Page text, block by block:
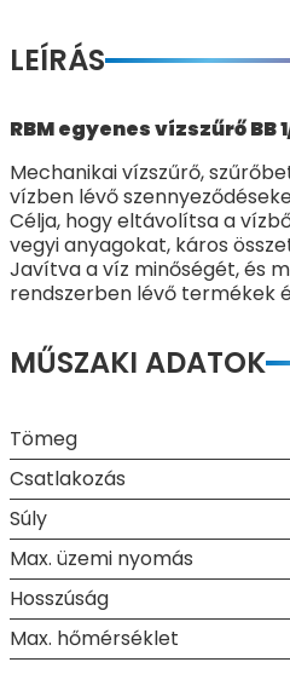
LEÍRÁS
RBM egyenes vízszűrő BB
Mechanikai vízszűrő,
vízben lévő
Célja, hogy eltávolítsa a
vegyi anyagokat, káros
Javítva a víz minőségét, és
rendszerben lévő termékek
MŰSZAKI ADATOK
Tömeg
Csatlakozás
Súly
Max. üzemi nyomás
Hosszúság
Max. hőmérséklet